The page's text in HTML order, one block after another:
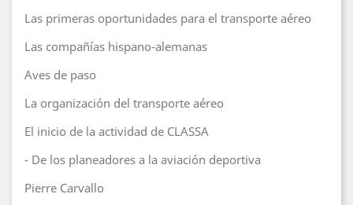
Las primeras oportunidades para el transporte aéreo
Las compañías hispano-alemanas
Aves de paso
La organización del transporte aéreo
El inicio de la actividad de CLASSA
- De los planeadores a la aviación deportiva
Pierre Carvallo